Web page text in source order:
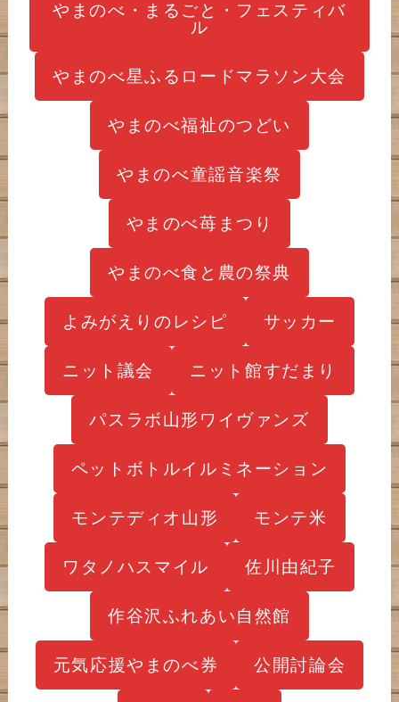
やまのべ・まるごと・フェスティバ
ル
やまのべ星ふるロードマラソン大会
やまのべ福祉のつどい
やまのべ童謡音楽祭
やまのべ苺まつり
やまのべ食と農の祭典
よみがえりのレシピ サッカー
ニット議会 ニット館すだまり
パスラボ山形ワイヴァンズ
ペットボトルイルミネーション
モンテディオ山形 モンテ米
ワタノハスマイル 佐川由紀子
作谷沢ふれあい自然館
元気応援やまのべ券 公開討論会